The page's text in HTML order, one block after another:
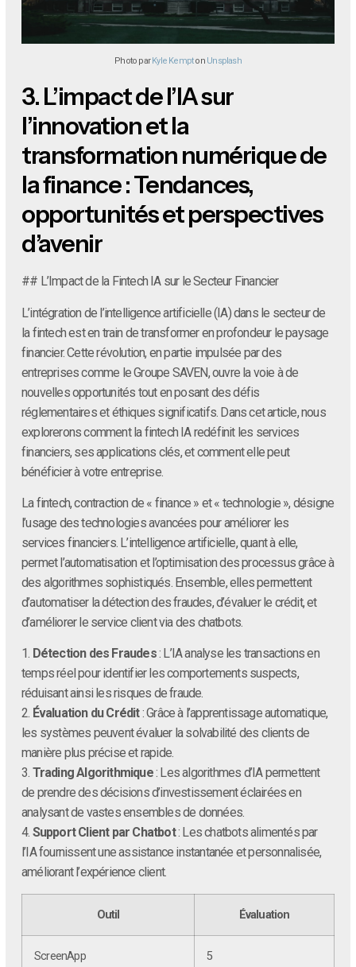
Photo parKyle Kempton Unsplash
3.L’impact de l’IA sur
l’innovation et la
transformation numérique de
la finance : Tendances,
opportunités et perspectives
d’avenir
## L’Impact de la Fintech IA sur le Secteur Financier
L’intégration de l’intelligence artificielle (IA) dans le secteur de
la fintech est en train de transformer en profondeur le paysage
financier. Cette révolution, en partie impulsée par des
entreprises comme le Groupe SAVEN, ouvre la voie à de
nouvelles opportunités tout en posant des défis
réglementaires et éthiques significatifs. Dans cet article, nous
explorerons comment la fintech IA redéfinit les services
financiers, ses applications clés, et comment elle peut
bénéficier à votre entreprise.
La fintech, contraction de « finance » et « technologie », désigne
l’usage des technologies avancées pour améliorer les
services financiers. L’intelligence artificielle, quant à elle,
permet l’automatisation et l’optimisation des processus grâce à
des algorithmes sophistiqués. Ensemble, elles permettent
d’automatiser la détection des fraudes, d’évaluer le crédit, et
d’améliorer le service client via des chatbots.
1. Détection des Fraudes: L’IA analyse les transactions en
temps réel pour identifier les comportements suspects,
réduisant ainsi les risques de fraude.
2. Évaluation du Crédit: Grâce à l’apprentissage automatique,
les systèmes peuvent évaluer la solvabilité des clients de
manière plus précise et rapide.
3. Trading Algorithmique: Les algorithmes d’IA permettent
de prendre des décisions d’investissement éclairées en
analysant de vastes ensembles de données.
4. Support Client par Chatbot: Les chatbots alimentés par
l’IA fournissent une assistance instantanée et personnalisée,
améliorant l’expérience client.
Outil Évaluation
ScreenApp 5